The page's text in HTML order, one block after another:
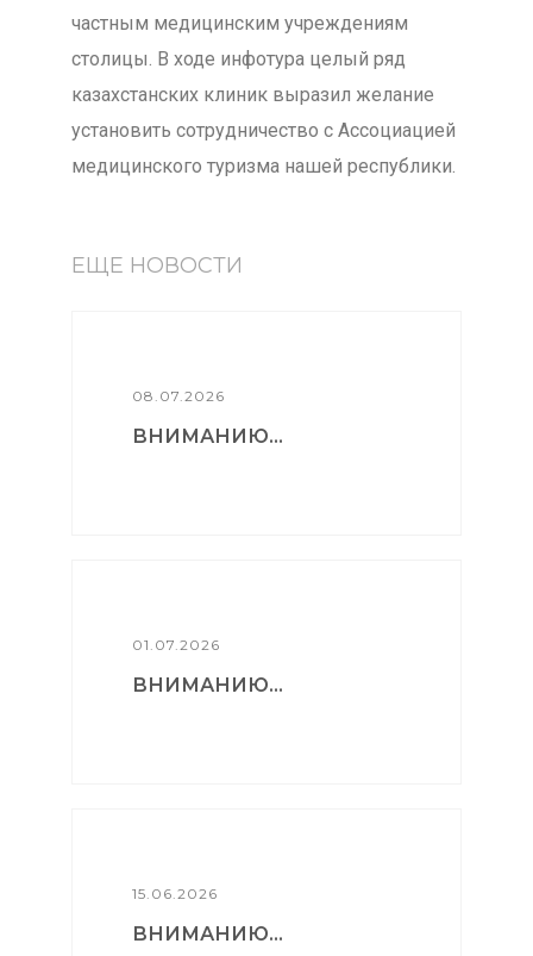
частным медицинским учреждениям
столицы. В ходе инфотура целый ряд
казахстанских клиник выразил желание
установить сотрудничество с Ассоциацией
медицинского туризма нашей республики.
ЕЩЕ НОВОСТИ
08.07.2026
ВНИМАНИЮ...
01.07.2026
ВНИМАНИЮ...
15.06.2026
ВНИМАНИЮ...